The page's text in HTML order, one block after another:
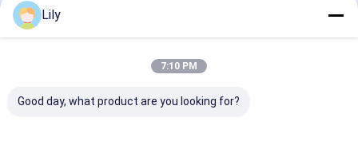
포장 테이프 인쇄 기계
Lily
7:10 PM
Good day, what product are you looking for?